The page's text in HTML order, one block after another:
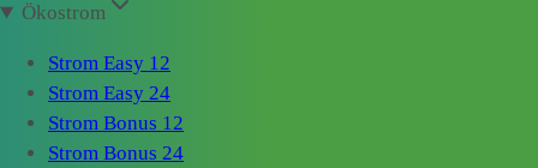
Ökostrom
Strom Easy 12
Strom Easy 24
Strom Bonus 12
Strom Bonus 24